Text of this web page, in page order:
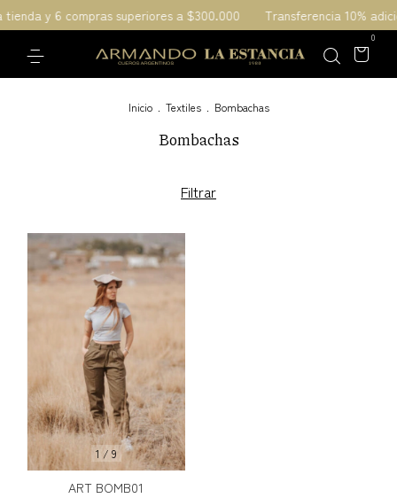
y 6 compras superiores a $300.000 Transferencia 10%
0
Inicio Textiles Bombachas
Bombachas
Filtrar
1 / 9
ART BOMB01